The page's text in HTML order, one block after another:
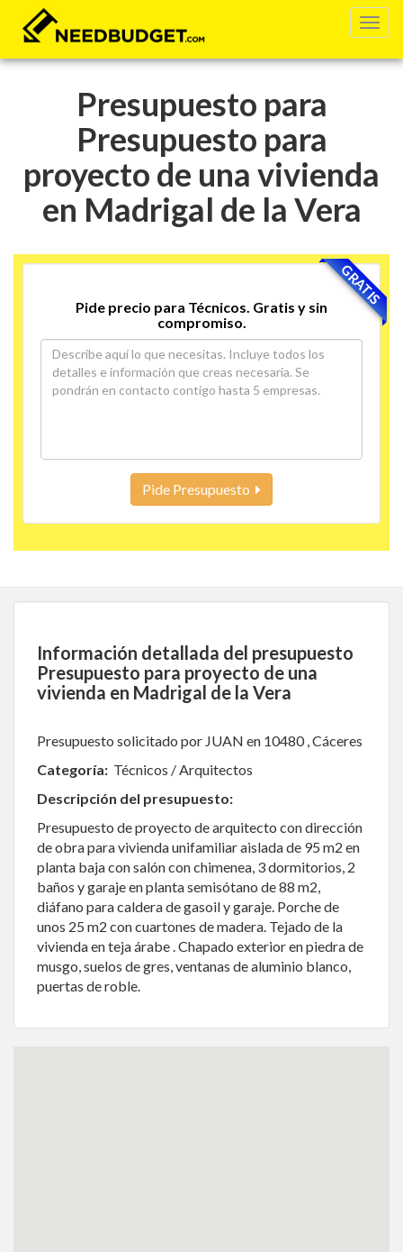
Presupuesto para
Presupuesto para
proyecto de una vivienda
en Madrigal de la Vera
GRATIS
Pide precio para Técnicos. Gratis y sin
compromiso.
Pide Presupuesto
Información detallada del presupuesto
Presupuesto para proyecto de una
vivienda en Madrigal de la Vera
Presupuesto solicitado por JUAN en 10480 , Cáceres
Categoría: Técnicos / Arquitectos
Descripción del presupuesto:
Presupuesto de proyecto de arquitecto con dirección
de obra para vivienda unifamiliar aislada de 95 m2 en
planta baja con salón con chimenea, 3 dormitorios, 2
baños y garaje en planta semisótano de 88 m2,
diáfano para caldera de gasoil y garaje. Porche de
unos 25 m2 con cuartones de madera. Tejado de la
vivienda en teja árabe . Chapado exterior en piedra de
musgo, suelos de gres, ventanas de aluminio blanco,
puertas de roble.